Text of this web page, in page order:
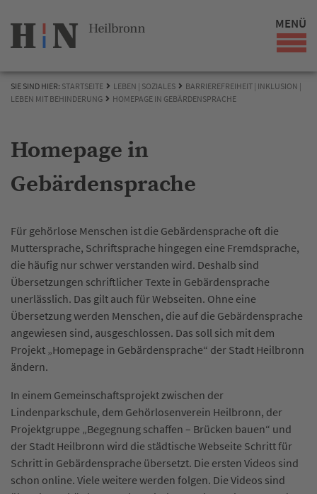
MENÜ
SIE SIND HIER: STARTSEITE LEBEN | SOZIALES
BARRIEREFREIHEIT | INKLUSION |
LEBEN MIT BEHINDERUNG
HOMEPAGE IN GEBÄRDENSPRACHE
Homepage in
Gebärdensprache
Für gehörlose Menschen ist die Gebärdensprache oft die
Muttersprache, Schriftsprache hingegen eine Fremdsprache,
die häufig nur schwer verstanden wird. Deshalb sind
Übersetzungen schriftlicher Texte in Gebärdensprache
unerlässlich. Das gilt auch für Webseiten. Ohne eine
Übersetzung werden Menschen, die auf die Gebärdensprache
angewiesen sind, ausgeschlossen. Das soll sich mit dem
Projekt „Homepage in Gebärdensprache“ der Stadt Heilbronn
ändern.
In einem Gemeinschaftsprojekt zwischen der
Lindenparkschule, dem Gehörlosenverein Heilbronn, der
Projektgruppe „Begegnung schaffen – Brücken bauen“ und
der Stadt Heilbronn wird die städtische Webseite Schritt für
Schritt in Gebärdensprache übersetzt. Die ersten Videos sind
schon online. Viele weitere werden folgen. Die Videos sind